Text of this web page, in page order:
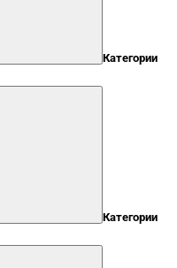
Категории
Категории